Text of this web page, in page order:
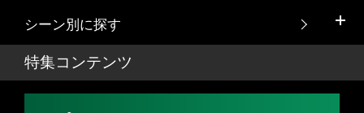
シーン別に探す
特集コンテンツ